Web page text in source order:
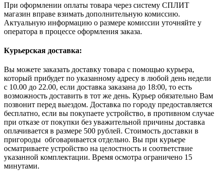
При оформлении оплаты товара через систему СПЛИТ
магазин вправе взимать дополнительную комиссию.
Актуальную информацию о размере комиссии уточняйте у
оператора в процессе оформления заказа.
Курьерская доставка:
Вы можете заказать доставку товара с помощью курьера,
который прибудет по указанному адресу в любой день недели
с 10.00 до 22.00, если доставка заказана до 18:00, то есть
возможность доставить в тот же день. Курьер обязательно Вам
позвонит перед выездом. Доставка по городу предоставляется
бесплатно, если вы покупаете устройство, в противном случае
при отказе от покупки без уважительной причины доставка
оплачивается в размере 500 рублей. Стоимость доставки в
пригороды обговаривается отдельно. Вы при курьере
осматриваете устройство на целостность и соответствие
указанной комплектации. Время осмотра ограничено 15
минутами.